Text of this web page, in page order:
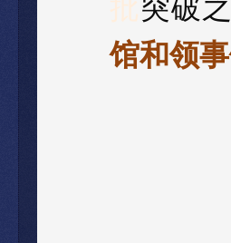
批突破
馆和领